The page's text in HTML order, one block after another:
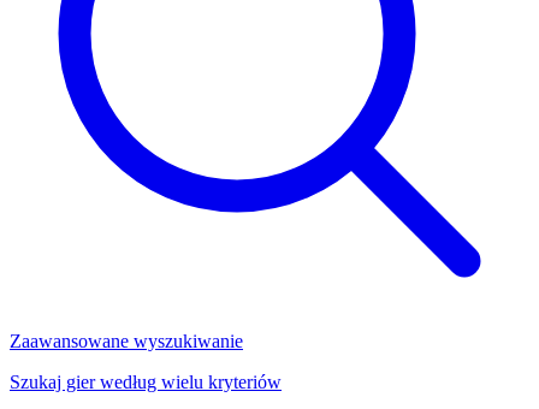
Zaawansowane wyszukiwanie
Szukaj gier według wielu kryteriów